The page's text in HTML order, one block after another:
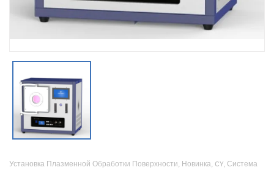
Установка Плазменной Обработки Поверхности, Новинка, CY, Система